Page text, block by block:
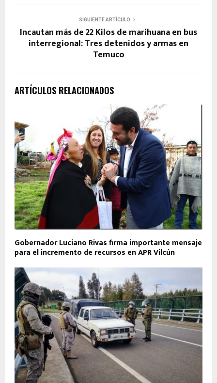
SIGUIENTE ARTÍCULO
Incautan más de 22 Kilos de marihuana en bus
interregional: Tres detenidos y armas en
Temuco
ARTÍCULOS RELACIONADOS
Gobernador Luciano Rivas firma importante mensaje
para el incremento de recursos en APR Vilcún